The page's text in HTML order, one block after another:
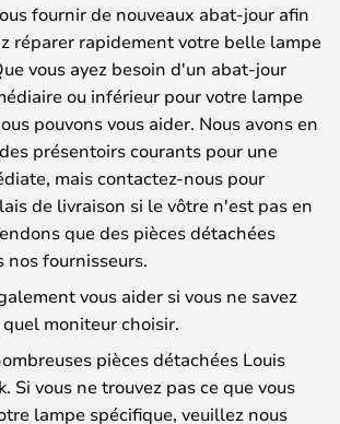
fournir de nouveaux abat-jour afin
réparer rapidement votre belle lampe
vous ayez besoin d'un abat-jour
ou inférieur pour votre lampe
pouvons vous aider. Nous avons en
présentoirs courants pour une
mais contactez-nous pour
de livraison si le vôtre n'est pas en
que des pièces détachées
fournisseurs.
vous aider si vous ne savez
moniteur choisir.
pièces détachées Louis
Si vous ne trouvez pas ce que vous
lampe spécifique, veuillez nous